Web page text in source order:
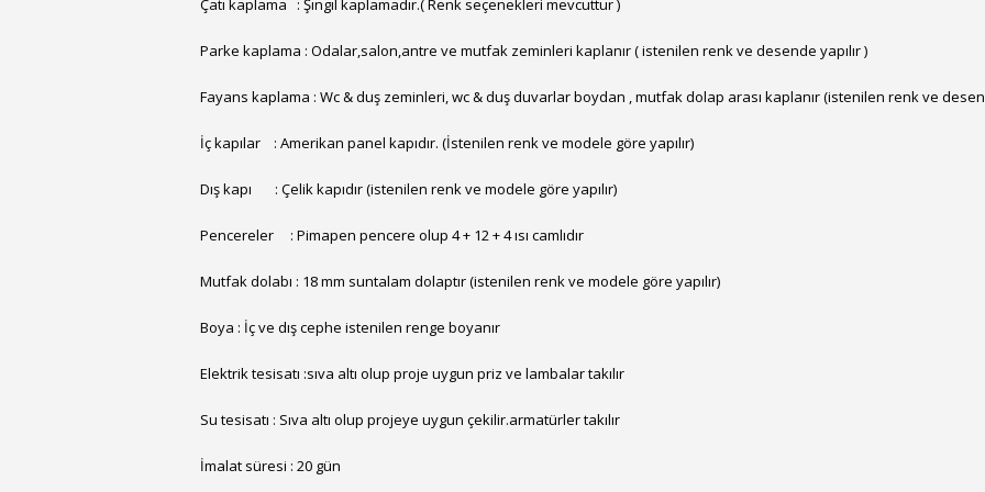
Çatı kaplama : Şıngıl kaplamadır.( Renk seçenekleri mevcuttur )
Parke kaplama : Odalar,salon,antre ve mutfak zeminleri kaplanır ( istenilen renk ve desende yapılır )
Fayans kaplama : Wc & duş zeminleri, wc & duş duvarlar boydan , mutfak dolap arası kaplanır (istenilen renk ve
İç kapılar : Amerikan panel kapıdır. (İstenilen renk ve modele göre yapılır)
Dış kapı : Çelik kapıdır (istenilen renk ve modele göre yapılır)
Pencereler : Pimapen pencere olup 4 + 12 + 4 ısı camlıdır
Mutfak dolabı : 18 mm suntalam dolaptır (istenilen renk ve modele göre yapılır)
Boya : İç ve dış cephe istenilen renge boyanır
Elektrik tesisatı :sıva altı olup proje uygun priz ve lambalar takılır
Su tesisatı : Sıva altı olup projeye uygun çekilir.armatürler takılır
İmalat süresi : 20 gün